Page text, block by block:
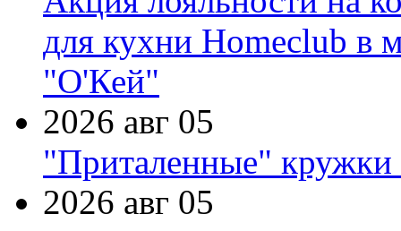
для кухни Homeclub в
"О'Кей"
2026 авг 05
"Приталенные" кружки
2026 авг 05